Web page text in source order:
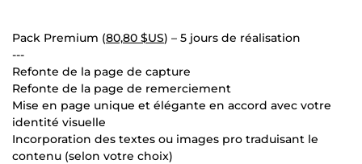
Pack Premium (80,80 $US) – 5 jours de réalisation
---
Refonte de la page de capture
Refonte de la page de remerciement
Mise en page unique et élégante en accord avec votre
identité visuelle
Incorporation des textes ou images pro traduisant le
contenu (selon votre choix)